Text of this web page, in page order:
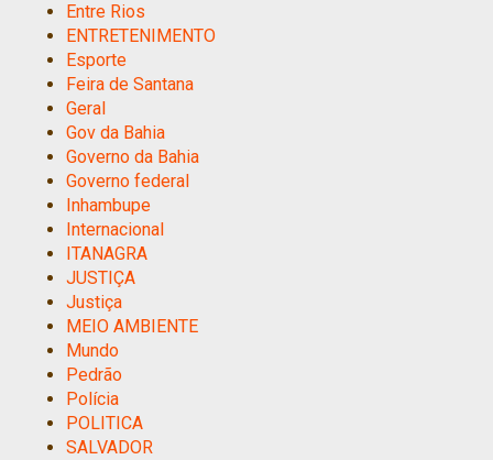
Entre Rios
ENTRETENIMENTO
Esporte
Feira de Santana
Geral
Gov da Bahia
Governo da Bahia
Governo federal
Inhambupe
Internacional
ITANAGRA
JUSTIÇA
Justiça
MEIO AMBIENTE
Mundo
Pedrão
Polícia
POLITICA
SALVADOR